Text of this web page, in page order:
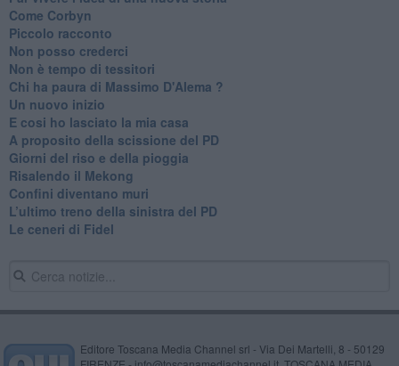
Come Corbyn
Piccolo racconto
Non posso crederci
Non è tempo di tessitori
Chi ha paura di Massimo D'Alema ?
Un nuovo inizio
​E cosi ho lasciato la mia casa
A proposito della scissione del PD
​Giorni del riso e della pioggia
Risalendo il Mekong
Confini diventano muri
L’ultimo treno della sinistra del PD
Le ceneri di Fidel
Editore Toscana Media Channel srl - Via Dei Martelli, 8 - 50129